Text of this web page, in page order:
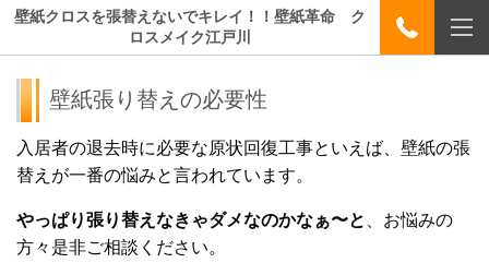
壁紙クロスを張替えないでキレイ！！壁紙革命 ク
ロスメイク江戸川
壁紙張り替えの必要性
入居者の退去時に必要な原状回復工事といえば、壁紙の張
替えが一番の悩みと言われています。
やっぱり張り替えなきゃダメなのかなぁ〜と
、お悩みの
方々是非ご相談ください。